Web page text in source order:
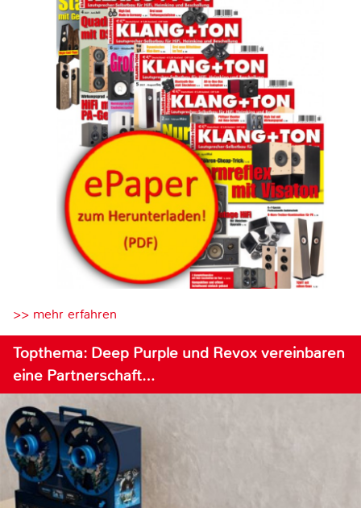
>> mehr erfahren
Topthema: Deep Purple und Revox vereinbaren
eine Partnerschaft…